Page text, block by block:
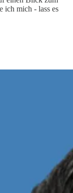
ich mich - lass es